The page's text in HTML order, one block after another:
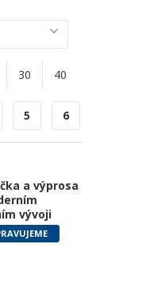
30 40
5 6
a výprosa
vývoji